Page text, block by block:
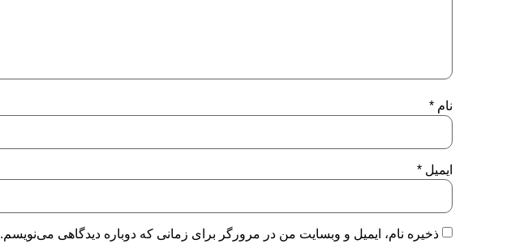
نام *
ایمیل *
ذخیره نام، ایمیل و وبسایت من در مرورگر برای زمانی که دوباره دیدگاهی می‌نویسم.